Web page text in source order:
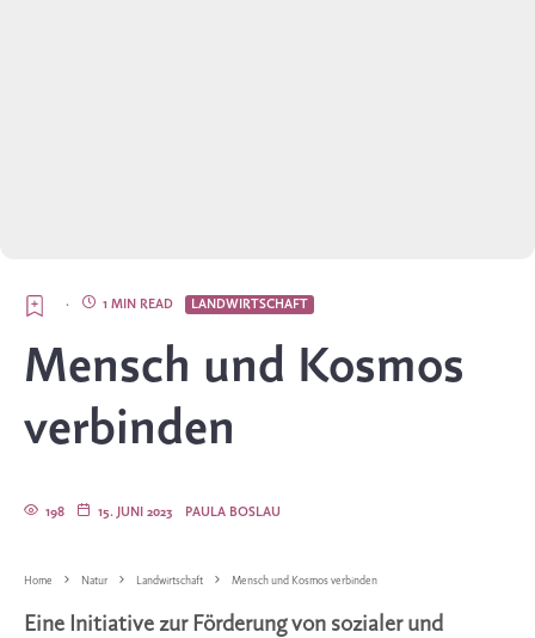
LANDWIRTSCHAFT
1 MIN READ
·
Mensch und Kosmos
verbinden
PAULA BOSLAU
15. JUNI 2023
198
Home Natur Landwirtschaft Mensch und Kosmos verbinden
Eine Initiative zur Förderung von sozialer und